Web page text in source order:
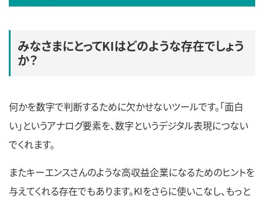
みなさまにとってKIはどのような存在でしょう
か？
何かを数字で判断するために欠かせないツールです。「面白
い」というアナログ要素を、数字というデジタル表現につない
でくれます。
またキーエンスさんのような高収益企業になるためのヒントを
与えてくれる存在でもあります。KIをさらに使いこなし、もっと